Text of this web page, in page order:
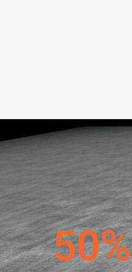
50%